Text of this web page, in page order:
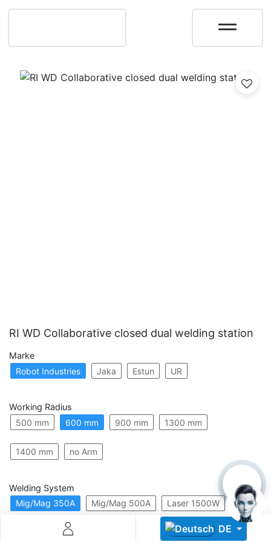
DE
RI WD Collaborative closed dual welding station
Marke
Robot Industries
Jaka Estun UR
Working Radius
500 mm
600 mm 900 mm 1300 mm
1400 mm no Arm
Welding System
Mig/Mag 350A
Mig/Mag 500A Laser 1500W
Laser 2000W
Descoperă RiA Ecosystem
Monitorizare în timp real și analiză date
Conectează roboți, software și servicii într-o singură
Scalabil de la 1 robot la zeci de unități